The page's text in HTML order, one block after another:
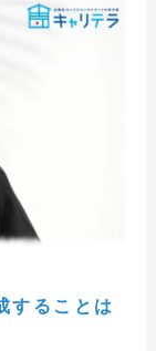
することは